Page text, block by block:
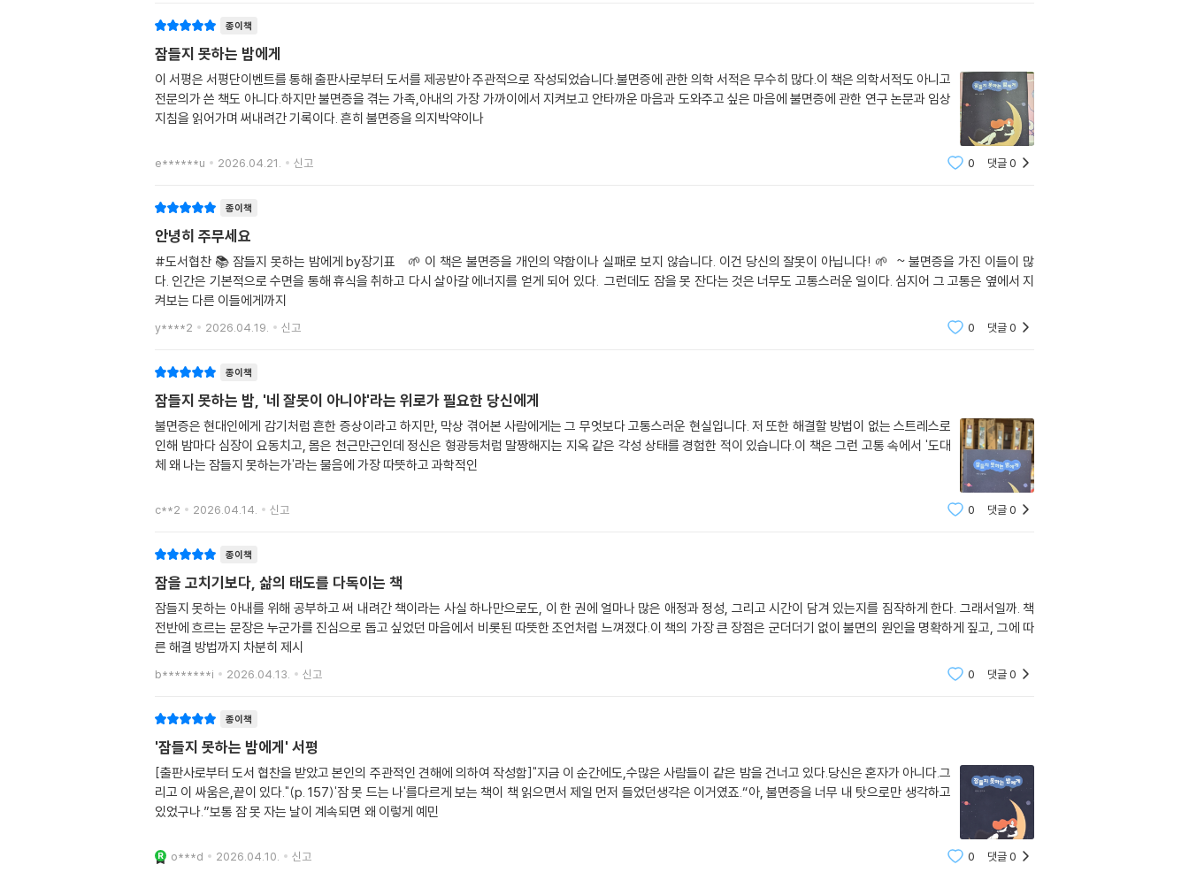
종이책
잠들지 못하는 밤에게
이 서평은 서평단이벤트를 통해 출판사로부터 도서를 제공받아 주관적으로 작성되었습니다.불면증에 관한 의학 서적은 무수히 많다.이 책은 의학서적도 아니고
전문의가 쓴 책도 아니다.하지만 불면증을 겪는 가족,아내의 가장 가까이에서 지켜보고 안타까운 마음과 도와주고 싶은 마음에 불면증에 관한 연구 논문과 임상
지침을 읽어가며 써내려간 기록이다. 흔히 불면증을 의지박약이나
e******u 2026.04.21. 신고 0 댓글0
종이책
안녕히 주무세요
#도서협찬 📚 잠들지 못하는 밤에게 by장기표 🌱 이 책은 불면증을 개인의 약함이나 실패로 보지 않습니다. 이건 당신의 잘못이 아닙니다! 🌱 ~ 불면증을 가진 이들이 많
다. 인간은 기본적으로 수면을 통해 휴식을 취하고 다시 살아갈 에너지를 얻게 되어 있다. 그런데도 잠을 못 잔다는 것은 너무도 고통스러운 일이다. 심지어 그 고통은 옆에서 지
켜보는 다른 이들에게까지
y****2 2026.04.19. 신고 0 댓글0
종이책
잠들지 못하는 밤, '네 잘못이 아니야'라는 위로가 필요한 당신에게
불면증은 현대인에게 감기처럼 흔한 증상이라고 하지만, 막상 겪어본 사람에게는 그 무엇보다 고통스러운 현실입니다. 저 또한 해결할 방법이 없는 스트레스로
인해 밤마다 심장이 요동치고, 몸은 천근만근인데 정신은 형광등처럼 말짱해지는 지옥 같은 각성 상태를 경험한 적이 있습니다.이 책은 그런 고통 속에서 '도대
체 왜 나는 잠들지 못하는가'라는 물음에 가장 따뜻하고 과학적인
c**2 2026.04.14. 신고 0 댓글0
종이책
잠을 고치기보다, 삶의 태도를 다독이는 책
잠들지 못하는 아내를 위해 공부하고 써 내려간 책이라는 사실 하나만으로도, 이 한 권에 얼마나 많은 애정과 정성, 그리고 시간이 담겨 있는지를 짐작하게 한다. 그래서일까. 책
전반에 흐르는 문장은 누군가를 진심으로 돕고 싶었던 마음에서 비롯된 따뜻한 조언처럼 느껴졌다.이 책의 가장 큰 장점은 군더더기 없이 불면의 원인을 명확하게 짚고, 그에 따
른 해결 방법까지 차분히 제시
b********i 2026.04.13. 신고 0 댓글0
종이책
'잠들지 못하는 밤에게' 서평
[출판사로부터 도서 협찬을 받았고 본인의 주관적인 견해에 의하여 작성함]"지금 이 순간에도,수많은 사람들이 같은 밤을 건너고 있다.당신은 혼자가 아니다.그
리고 이 싸움은,끝이 있다."(p. 157)'잠 못 드는 나'를다르게 보는 책이 책 읽으면서 제일 먼저 들었던생각은 이거였죠.“아, 불면증을 너무 내 탓으로만 생각하고
있었구나.”보통 잠 못 자는 날이 계속되면 왜 이렇게 예민
o***d 2026.04.10. 신고 0 댓글0